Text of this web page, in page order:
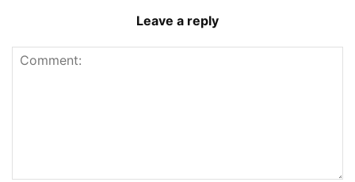
Leave a reply